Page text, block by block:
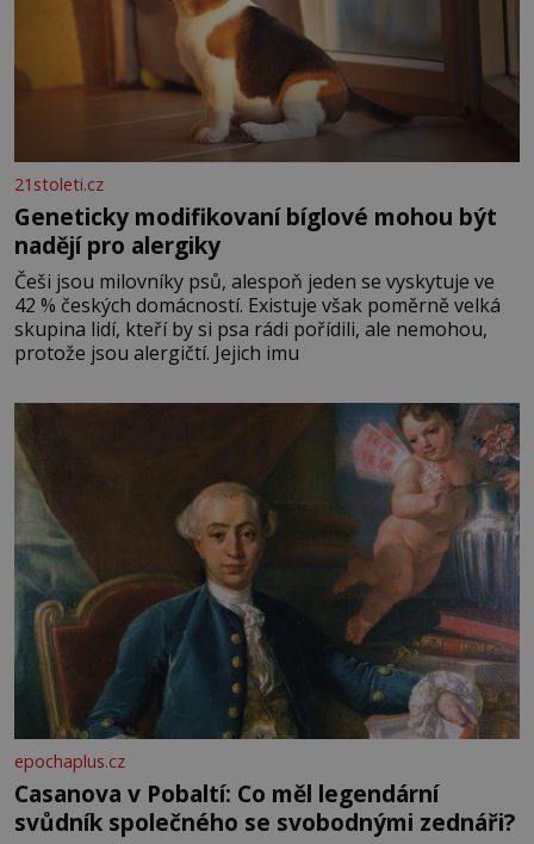
21stoleti.cz
Geneticky modifikovaní bíglové mohou být
nadějí pro alergiky
Češi jsou milovníky psů, alespoň jeden se vyskytuje ve
42 % českých domácností. Existuje však poměrně velká
skupina lidí, kteří by si psa rádi pořídili, ale nemohou,
protože jsou alergičtí. Jejich imu
epochaplus.cz
Casanova v Pobaltí: Co měl legendární
svůdník společného se svobodnými zednáři?